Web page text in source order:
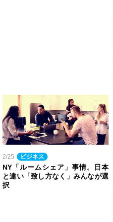
2/25 ビジネス
NY「ルームシェア」事情。日本
と違い「致し方なく」みんなが選
択